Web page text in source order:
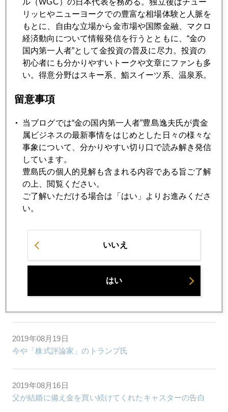
2019年08月28日
ＮＹ金、史上最高値更新はあるか
2019年08月27日
ウォール街で「出世」した円相場
2019年08月26日
金１５５０ドル接近、市場もアジア政情も騒然
2019年08月23日
日韓危機、金保有で有事に備えよ
2019年08月22日
ドイツ「金利沈没」の衝撃
2019年08月22日
2019年08月19日
今や「株式評論家」のトランプ氏
2019年08月16日
父が結婚に備え金を買い続けてくれたキャスターの告白
リッヒやニューヨークでの豊富な相場体験と人脈を
もとに、自由な立場から金市場や国際金融、マクロ
経済動向について情報発信を行うとともに、“金の
国内第一人者”として金投資の普及に尽力。投資の
初心者にも分かりやすいトークや文章にファンも多
い。得意分野はスキー系、鮨スイーツ系、温泉系。
留意事項
当ブログでは“金の国内第一人者”豊島逸夫氏が貴金
属ビジネスの最新事情をはじめとした日々の様々な
事象について、分かりやすい切り口で読み解き発信
しています。
豊島氏の個人的見解も含まれる内容である旨ご了解
の上、閲覧ください。
ご了解いただける場合は「はい」よりお進みくださ
い。
いいえ
はい